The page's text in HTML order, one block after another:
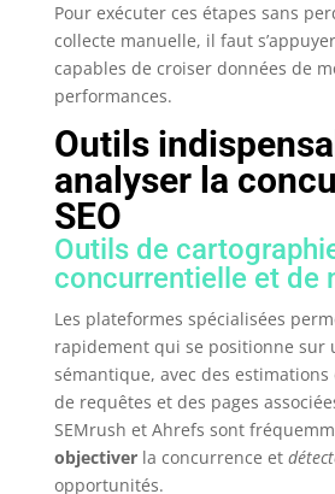
Pour exécuter ces étapes sans
collecte manuelle, il faut
capables de croiser données de
performances.
Outils
analyser la
SEO
Outils de
concurrentielle et de
Les plateformes spécialisées
rapidement qui se positionne sur
sémantique, avec des
de requêtes et des pages
SEMrush et Ahrefs sont
objectiverla concurrence et
opportunités.